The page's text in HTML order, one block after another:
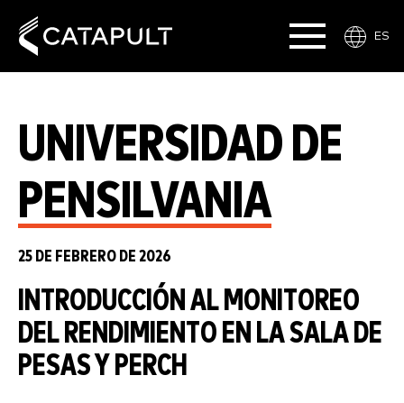
ES
UNIVERSIDAD DE
PENSILVANIA
25 DE FEBRERO DE 2026
INTRODUCCIÓN AL MONITOREO
DEL RENDIMIENTO EN LA SALA DE
PESAS Y PERCH